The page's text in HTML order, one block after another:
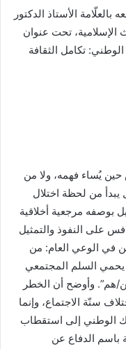
الأستاذ الدكتور
الإسلامية، تحت عنوان
تكامل الثقافة
حين يُساء فهمه، ولا من
من لحظة اختلال
بوصفه مرجعية أخلاقية
على النفوذ والتمثيل
في الوعي العام: من
يحمي السلم المجتمعي
هم”. وأوضح أن الخطر
سنّة الاجتماع، وإنما
الوطني إلى استقطاب
باسم الدفاع عن